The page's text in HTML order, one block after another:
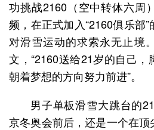
功挑战2160（空中转体六周
频，在正式加入“2160俱乐部
对滑雪运动的求索永无止境
文，“2160送给21岁的自己，
朝着梦想的方向努力前进”。
男子单板滑雪大跳台的
京冬奥会前后，还是一个在